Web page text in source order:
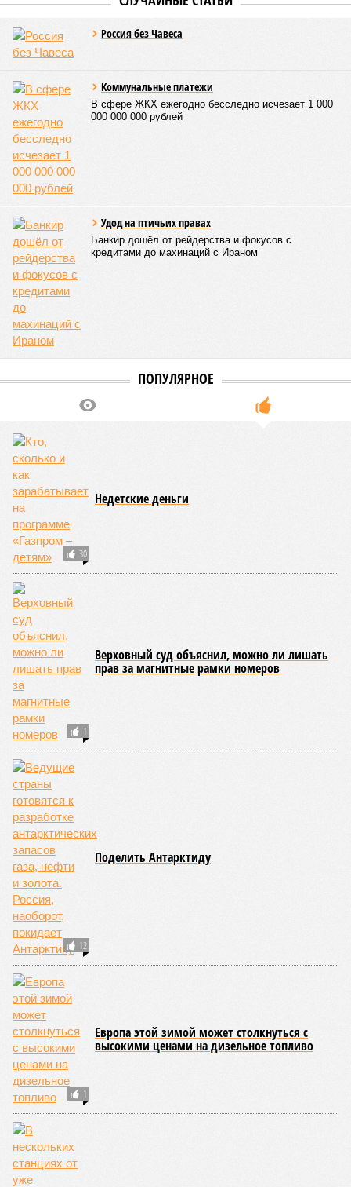
Россия без Чавеса
Коммунальные платежи
В сфере ЖКХ ежегодно бесследно исчезает 1 000
000 000 000 рублей
Удод на птичьих правах
Банкир дошёл от рейдерства и фокусов с
кредитами до махинаций с Ираном
ПОПУЛЯРНОЕ
30
Недетские деньги
1
Верховный суд объяснил, можно ли лишать
прав за магнитные рамки номеров
12
Поделить Антарктиду
1
Европа этой зимой может столкнуться с
высокими ценами на дизельное топливо